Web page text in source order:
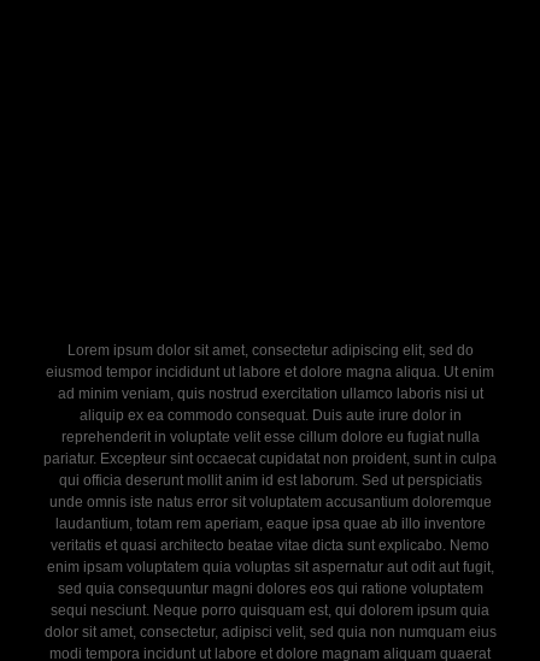
Lorem ipsum dolor sit amet, consectetur adipiscing elit, sed do
eiusmod tempor incididunt ut labore et dolore magna aliqua. Ut enim
ad minim veniam, quis nostrud exercitation ullamco laboris nisi ut
aliquip ex ea commodo consequat. Duis aute irure dolor in
reprehenderit in voluptate velit esse cillum dolore eu fugiat nulla
pariatur. Excepteur sint occaecat cupidatat non proident, sunt in culpa
qui officia deserunt mollit anim id est laborum. Sed ut perspiciatis
unde omnis iste natus error sit voluptatem accusantium doloremque
laudantium, totam rem aperiam, eaque ipsa quae ab illo inventore
veritatis et quasi architecto beatae vitae dicta sunt explicabo. Nemo
enim ipsam voluptatem quia voluptas sit aspernatur aut odit aut fugit,
sed quia consequuntur magni dolores eos qui ratione voluptatem
sequi nesciunt. Neque porro quisquam est, qui dolorem ipsum quia
dolor sit amet, consectetur, adipisci velit, sed quia non numquam eius
modi tempora incidunt ut labore et dolore magnam aliquam quaerat